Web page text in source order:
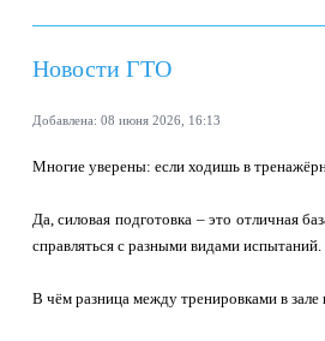
Новости ГТО
Добавлена: 08 июня 2026, 16:13
Многие уверены: если ходишь в
Да, силовая подготовка – это отличная
справляться с разными видами испытаний.
В чём разница между тренировками в